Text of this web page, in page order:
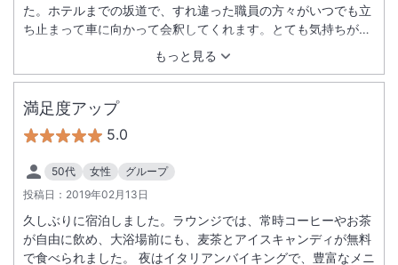
もっと見る
た。ホテルまでの坂道で、すれ違った職員の方々がいつでも立
ち止まって車に向かって会釈してくれます。とても気持ちが良
満足度アップ
5.0
50代 女性
グループ
投稿日： 2019年02月13日
久しぶりに宿泊しました。ラウンジでは、常時コーヒーやお茶
が自由に飲め、大浴場前にも、麦茶とアイスキャンディが無料
で食べられました。 夜はイタリアンバイキングで、豊富なメニ